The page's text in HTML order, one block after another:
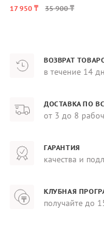
17 950 ₸ 35 900 ₸
ВОЗВРАТ
в течение 14
ДОСТАВКА ПО
от 3 до 8
ГАРАНТИЯ
качества и
КЛУБНАЯ
получайте до